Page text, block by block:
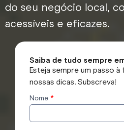
do seu negócio local,
acessíveis e eficazes.
Saiba de tudo sempre
Esteja sempre um passo
nossas dicas. Subscreva!
Subscrever
Nome *